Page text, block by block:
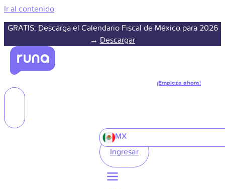
Ir al contenido
GRATIS: Descarga el Calendario Fiscal de México para 2026
→ Descargar
¡Empieza ahora!
MX
Ingresar